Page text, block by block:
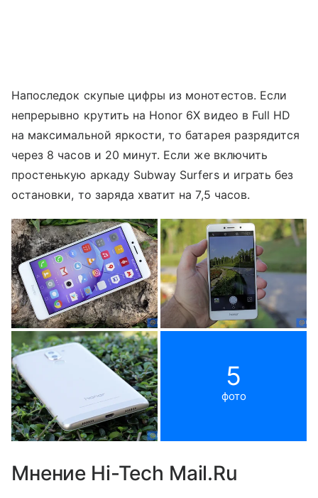
Напоследок скупые цифры из монотестов. Если
непрерывно крутить на Honor 6X видео в Full HD
на максимальной яркости, то батарея разрядится
через 8 часов и 20 минут. Если же включить
простенькую аркаду Subway Surfers и играть без
остановки, то заряда хватит на 7,5 часов.
5
фото
Мнение Hi-Tech Mail.Ru